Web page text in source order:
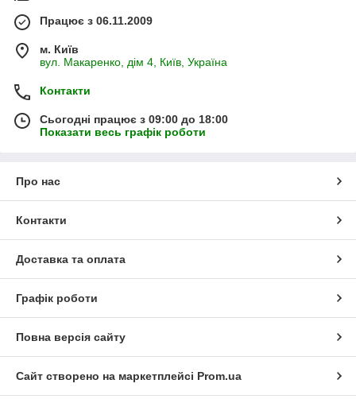
Працює з 06.11.2009
м. Київ
вул. Макаренко, дім 4, Київ, Україна
Контакти
Сьогодні працює з 09:00 до 18:00
Показати весь графік роботи
Про нас
Контакти
Доставка та оплата
Графік роботи
Повна версія сайту
Сайт створено на маркетплейсі Prom.ua